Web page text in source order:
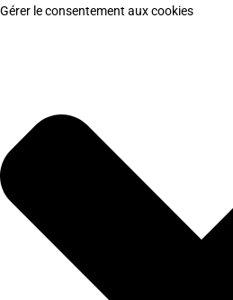
Gérer le consentement aux cookies